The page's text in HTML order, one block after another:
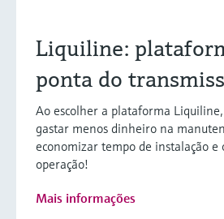
Liquiline:
ponta do
Ao escolher a plataforma
gastar menos dinheiro na
economizar tempo de instalação e
operação!
Mais informações